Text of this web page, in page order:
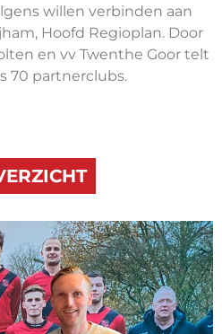
willen verbinden aan
Hoofd Regioplan. Door
en vv Twenthe Goor telt
70 partnerclubs.